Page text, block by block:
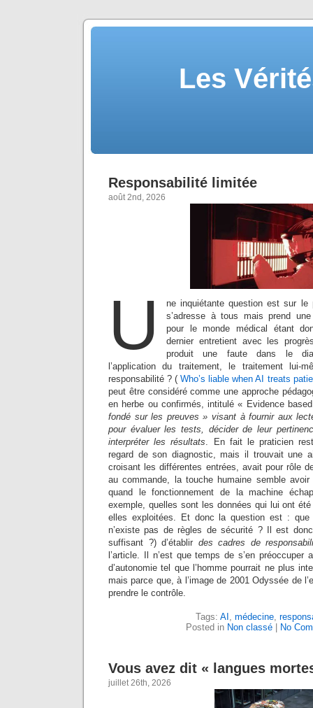
Les
Responsabilité limitée
août 2nd, 2026
U
ne inquiétante question est sur le
s’adresse à tous mais prend
pour le monde médical étant
dernier entretient avec les
produit une faute dans le
l’application du traitement, le traitement lui-
responsabilité ? (Who’s liable when AI treats
peut être considéré comme une approche
en herbe ou confirmés, intitulé « Evidence
fondé sur les preuves » visant à fournir aux
pour évaluer les tests, décider de leur
interpréter les résultats. En fait le praticien
regard de son diagnostic, mais il trouvait une
croisant les différentes entrées, avait pour rôle
au commande, la touche humaine semble
quand le fonctionnement de la machine
exemple, quelles sont les données qui lui ont
elles exploitées. Et donc la question est : que
n’existe pas de règles de sécurité ? Il est
suffisant ?) d’établir des cadres de
l’article. Il n’est que temps de s’en préoccuper
d’autonomie tel que l’homme pourrait ne plus
mais parce que, à l’image de 2001 Odyssée de
prendre le contrôle.
Tags: AI , médecine,
Posted in Non classé| No
Vous avez dit « langues
juillet 26th, 2026